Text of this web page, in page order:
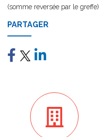
(somme reversée par le greffe)
PARTAGER